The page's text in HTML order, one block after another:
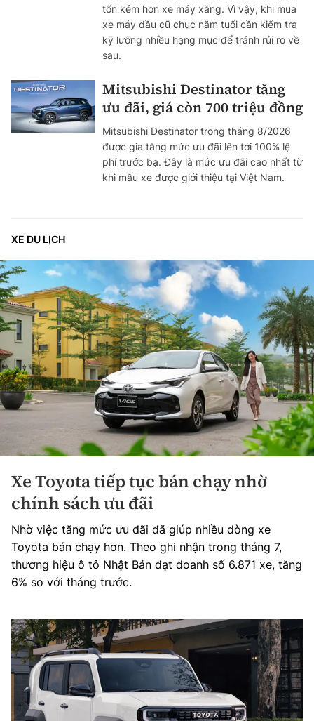
tốn kém hơn xe máy xăng. Vì vậy, khi mua
xe máy dầu cũ chục năm tuổi cần kiểm tra
kỹ lưỡng nhiều hạng mục để tránh rủi ro về
sau.
Mitsubishi Destinator tăng
ưu đãi, giá còn 700 triệu đồng
Mitsubishi Destinator trong tháng 8/2026
được gia tăng mức ưu đãi lên tới 100% lệ
phí trước bạ. Đây là mức ưu đãi cao nhất từ
khi mẫu xe được giới thiệu tại Việt Nam.
XE DU LỊCH
Xe Toyota tiếp tục bán chạy nhờ
chính sách ưu đãi
Nhờ việc tăng mức ưu đãi đã giúp nhiều dòng xe
Toyota bán chạy hơn. Theo ghi nhận trong tháng 7,
thương hiệu ô tô Nhật Bản đạt doanh số 6.871 xe, tăng
6% so với tháng trước.